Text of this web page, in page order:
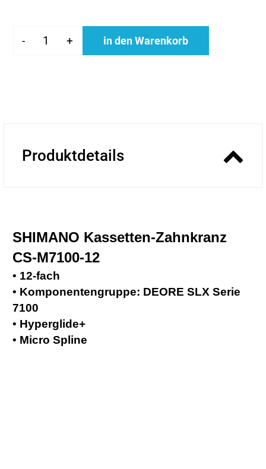
- + in den Warenkorb
Produktdetails
SHIMANO Kassetten-Zahnkranz
CS-M7100-12
• 12-fach
• Komponentengruppe: DEORE SLX Serie
7100
• Hyperglide+
• Micro Spline